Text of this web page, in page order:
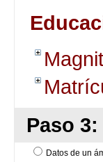
Paso
Datos de un